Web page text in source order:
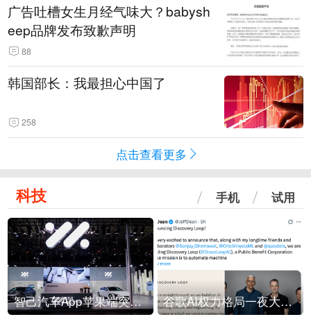
广告吐槽女生月经气味大？babysh
eep品牌发布致歉声明
88
韩国部长：我最担心中国了
258
点击查看更多
科技 手机 试用
智己汽车App苹果端突然“下架” 谷歌AI权力格局一夜大洗牌